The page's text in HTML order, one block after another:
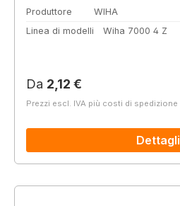
Produttore
WIHA
Linea di modelli
Wiha 7000 4 Z
Prezzo normale:
Da 2,12 €
Prezzi escl. IVA più costi di spedizione
Dettagli